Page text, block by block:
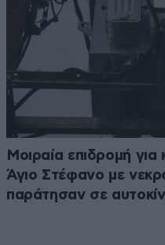
Μοιραία επιδρομή
Άγιο Στέφανο με
παράτησαν σε